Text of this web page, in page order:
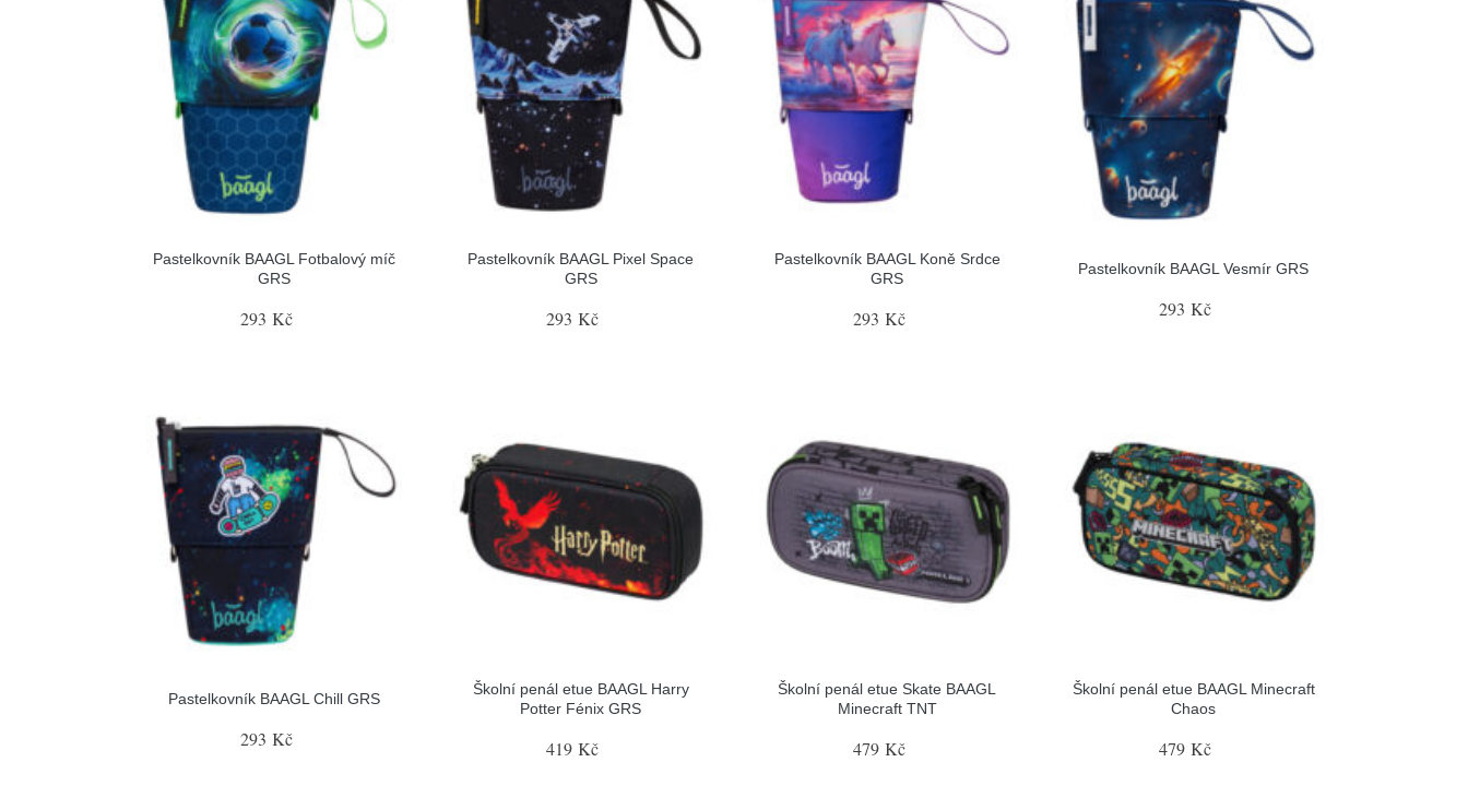
Pastelkovník BAAGL Fotbalový míč
GRS
293 Kč
Pastelkovník BAAGL Pixel Space
GRS
293 Kč
Pastelkovník BAAGL Koně Srdce
GRS
293 Kč
Pastelkovník BAAGL Vesmír GRS
293 Kč
Pastelkovník BAAGL Chill GRS
293 Kč
Školní penál etue BAAGL Harry
Potter Fénix GRS
419 Kč
Školní penál etue Skate BAAGL
Minecraft TNT
479 Kč
Školní penál etue BAAGL Minecraft
Chaos
479 Kč